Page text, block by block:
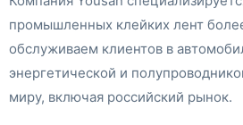
промышленных клейких лент
обслуживаем клиентов в
энергетической и
миру, включая российский рынок.